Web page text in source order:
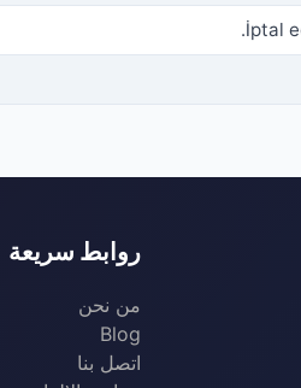
İptal
روابط سريعة
من نحن
Blog
اتصل بنا